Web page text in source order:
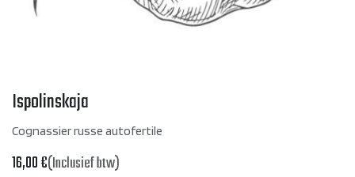
Ispolinskaja
Cognassier russe autofertile
16,00€(Inclusief btw)